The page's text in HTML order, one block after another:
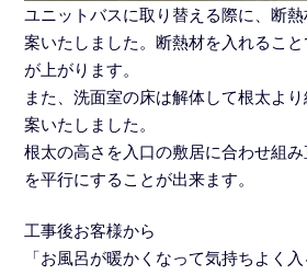
ユニットバスに取り替える際に、断
案いたしました。断熱材を入れるこ
が上がります。
また、洗面室の床は解体して根太よ
案いたしました。
根太の高さを入口の敷居に合わせ組
を平行にすることが出来ます。
工事後お客様から
「お風呂が暖かくなって気持ちよく